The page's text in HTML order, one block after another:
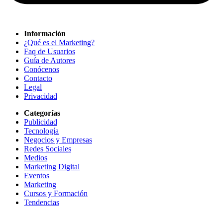
Información
¿Qué es el Marketing?
Faq de Usuarios
Guía de Autores
Conócenos
Contacto
Legal
Privacidad
Categorías
Publicidad
Tecnología
Negocios y Empresas
Redes Sociales
Medios
Marketing Digital
Eventos
Marketing
Cursos y Formación
Tendencias